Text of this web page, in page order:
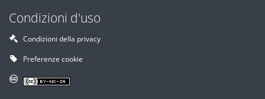
Condizioni d'uso
Condizioni della privacy
Preferenze cookie